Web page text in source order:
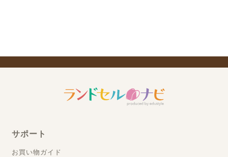
サポート
お買い物ガイド